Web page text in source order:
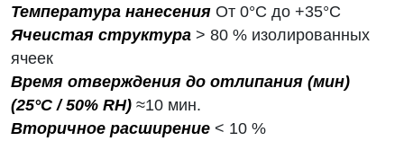
Температура нанесения От 0°С до +35°С
Ячеистая структура > 80 % изолированных
ячеек
Время отверждения до отлипания (мин)
(25°С / 50% RH) ≈10 мин.
Вторичное расширение < 10 %